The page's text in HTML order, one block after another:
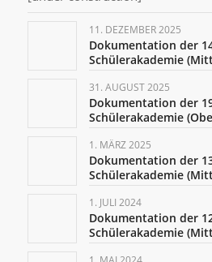
11. DEZEMBER 2025
Dokumentation der
Schülerakademie
31. AUGUST 2025
Dokumentation der
Schülerakademie
1. MÄRZ 2025
Dokumentation der
Schülerakademie
1. JULI 2024
Dokumentation der
Schülerakademie